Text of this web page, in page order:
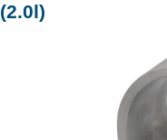
(2.0l)